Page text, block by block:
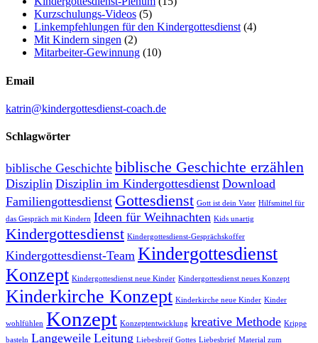
Kurzschulungs-Videos (5)
Linkempfehlungen für den Kindergottesdienst (4)
Mit Kindern singen (2)
Mitarbeiter-Gewinnung (10)
Email
katrin@kindergottesdienst-coach.de
Schlagwörter
biblische Geschichte biblische Geschichte erzählen
Disziplin Disziplin im Kindergottesdienst Download
Familiengottesdienst Gottesdienst Gott ist dein Vater Hilfsmittel für
das Gespräch mit Kindern Ideen für Weihnachten Kids unartig
Kindergottesdienst Kindergottesdienst-Gesprächskoffer
Kindergottesdienst-Team Kindergottesdienst
Konzept Kindergottesdienst neue Kinder Kindergottesdienst neues Konzept
Kinderkirche Konzept Kinderkirche neue Kinder Kinder
wohlfühlen Konzept Konzeptentwicklung kreative Methode Krippe
basteln Langeweile Leitung Liebesbreif Gottes Liebesbrief Material zum